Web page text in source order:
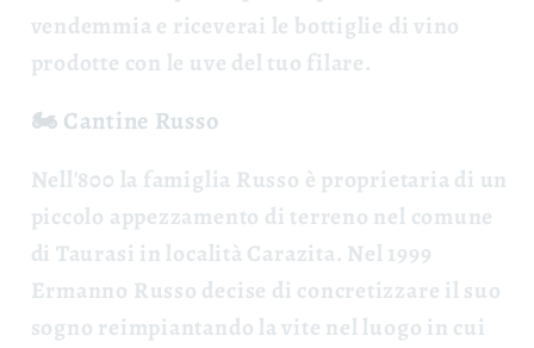
vendemmia e riceverai le bottiglie di vino
prodotte con le uve del tuo filare.
🏍️ Cantine Russo
Nell'800 la famiglia Russo è proprietaria di un
piccolo appezzamento di terreno nel comune
di Taurasi in località Carazita. Nel 1999
Ermanno Russo decise di concretizzare il suo
sogno reimpiantando la vite nel luogo in cui